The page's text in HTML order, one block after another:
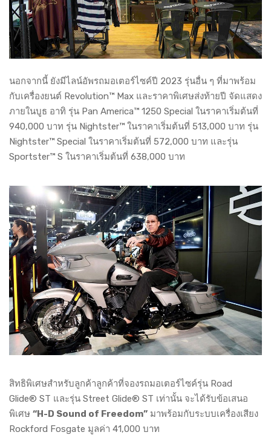
นอกจากนี้ ยังมีไลน์อัพรถมอเตอร์ไซค์ปี 2023 รุ่นอื่น ๆ ที่มาพร้อม
กับเครื่องยนต์ Revolution™ Max และราคาพิเศษส่งท้ายปี จัดแสดง
ภายในบูธ อาทิ รุ่น Pan America™ 1250 Special ในราคาเริ่มต้นที่
940,000 บาท รุ่น Nightster™ ในราคาเริ่มต้นที่ 513,000 บาท รุ่น
Nightster™ Special ในราคาเริ่มต้นที่ 572,000 บาท และรุ่น
Sportster™ S ในราคาเริ่มต้นที่ 638,000 บาท
สิทธิพิเศษสำหรับลูกค้าลูกค้าที่จองรถมอเตอร์ไซค์รุ่น Road
Glide® ST และรุ่น Street Glide® ST เท่านั้น จะได้รับข้อเสนอ
พิเศษ “H-D Sound of Freedom” มาพร้อมกับระบบเครื่องเสียง
Rockford Fosgate มูลค่า 41,000 บาท